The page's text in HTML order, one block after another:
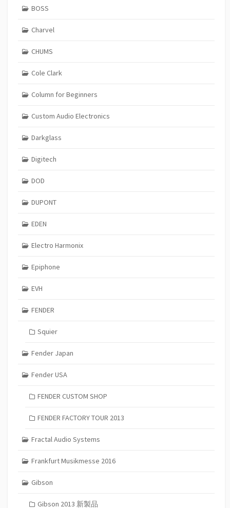
BOSS
Charvel
CHUMS
Cole Clark
Column for Beginners
Custom Audio Electronics
Darkglass
Digitech
DOD
DUPONT
EDEN
Electro Harmonix
Epiphone
EVH
FENDER
Squier
Fender Japan
Fender USA
FENDER CUSTOM SHOP
FENDER FACTORY TOUR 2013
Fractal Audio Systems
Frankfurt Musikmesse 2016
Gibson
Gibson 2013 新製品